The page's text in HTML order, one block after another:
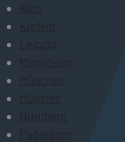
Köln
Krefeld
Leipzig
Mannheim
München
Münster
Nürnberg
Paderborn